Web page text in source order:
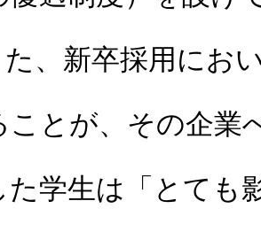
、新卒採用にお
ことが、その企業
た学生は「とても